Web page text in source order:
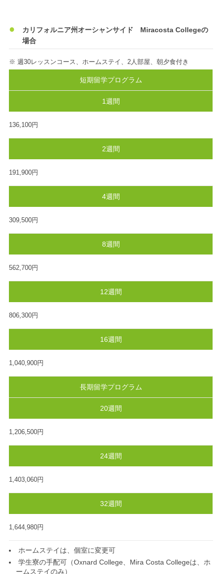
カリフォルニア州オーシャンサイド Miracosta Collegeの
場合
※ 週30レッスンコース、ホームステイ、2人部屋、朝夕食付き
短期留学プログラム
1週間
136,100円
2週間
191,900円
4週間
309,500円
8週間
562,700円
12週間
806,300円
16週間
1,040,900円
長期留学プログラム
20週間
1,206,500円
24週間
1,403,060円
32週間
1,644,980円
ホームステイは、個室に変更可
学生寮の手配可（Oxnard College、Mira Costa Collegeは、ホ
ームステイのみ）